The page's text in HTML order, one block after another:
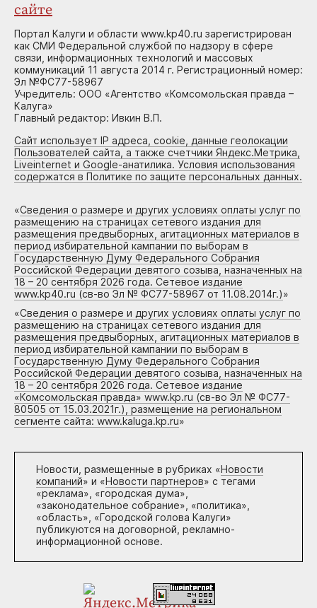
сайте
Портал Калуги и области www.kp40.ru зарегистрирован
как СМИ Федеральной службой по надзору в сфере
связи, информационных технологий и массовых
коммуникаций 11 августа 2014 г. Регистрационный номер:
Эл №ФС77-58967
Учредитель: ООО «Агентство «Комсомольская правда –
Калуга»
Главный редактор: Ивкин В.П.
Сайт использует IP адреса, cookie, данные геолокации
Пользователей сайта, а также счетчики Яндекс.Метрика,
Liveinternet и Google-анатилика. Условия использования
содержатся в Политике по защите персональных данных.
«Сведения о размере и других условиях оплаты услуг по
размещению на страницах сетевого издания для
размещения предвыборных, агитационных материалов в
период избирательной кампании по выборам в
Государственную Думу Федерального Собрания
Российской Федерации девятого созыва, назначенных на
18 – 20 сентября 2026 года. Сетевое издание
www.kp40.ru (св-во Эл № ФС77-58967 от 11.08.2014г.)»
«Сведения о размере и других условиях оплаты услуг по
размещению на страницах сетевого издания для
размещения предвыборных, агитационных материалов в
период избирательной кампании по выборам в
Государственную Думу Федерального Собрания
Российской Федерации девятого созыва, назначенных на
18 – 20 сентября 2026 года. Сетевое издание
«Комсомольская правда» www.kp.ru (св-во Эл № ФС77-
80505 от 15.03.2021г.), размещение на региональном
сегменте сайта: www.kaluga.kp.ru»
Новости, размещенные в рубриках «Новости
компаний» и «Новости партнеров» с тегами
«реклама», «городская дума»,
«законодательное собрание», «политика»,
«область», «Городской голова Калуги»
публикуются на договорной, рекламно-
информационной основе.